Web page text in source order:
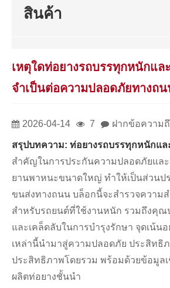
สินค้า
เหตุใดท่อยางรถบรรทุกหนักแล
จำเป็นต่อความปลอดภัยทางถ
2026-04-14 7 ฝากข้อความ
สรุปบทความ: ท่อยางรถบรรทุกหนักแล
สำคัญในการประกันความปลอดภัยแล
ยานพาหนะขนาดใหญ่ ทำให้เป็นส่วนป
ขนส่งทางถนน บล็อกนี้จะสำรวจความ
สำหรับรถยนต์ที่ใช้งานหนัก รวมถึงคุณ
และเคล็ดลับในการบำรุงรักษา จุดเน้
เหล่านี้นำมาสู่ความปลอดภัย ประสิทธิ
ประสิทธิภาพโดยรวม พร้อมด้วยข้อมูลเ
ผลิตท่อยางชั้นนำ